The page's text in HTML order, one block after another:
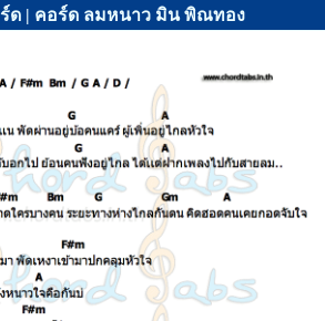
ด | คอร์ด ลมหนาว มิน พิณทอง